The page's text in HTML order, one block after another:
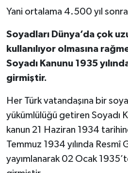
Yani ortalama 4.500 yıl
Soyadları Dünya’da çok
kullanılıyor olmasına
Soyadı Kanunu 1935
girmiştir.
Her Türk vatandaşına bir
yükümlülüğü getiren Soyadı
kanun 21 Haziran 1934
Temmuz 1934 yılında Resmî
yayımlanarak 02 Ocak